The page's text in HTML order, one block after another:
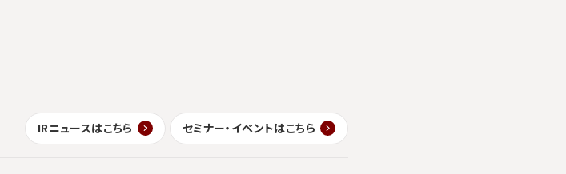
IRニュースはこちら セミナー・イベントはこちら